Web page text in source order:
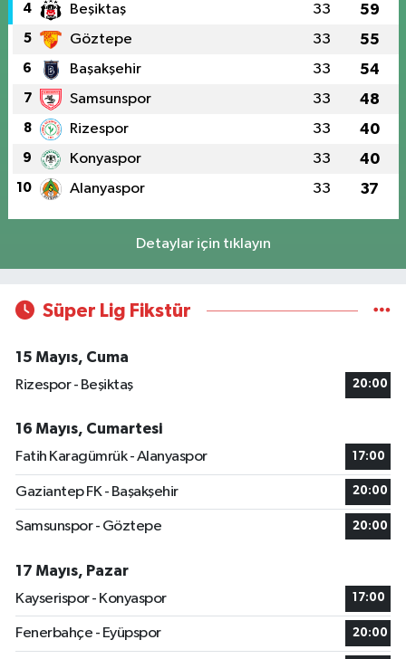
4 Beşiktaş 33 59
5 Göztepe 33 55
6 Başakşehir 33 54
7 Samsunspor 33 48
8 Rizespor 33 40
9 Konyaspor 33 40
10 Alanyaspor 33 37
Detaylar için tıklayın
Süper Lig Fikstür
15 Mayıs, Cuma
Rizespor - Beşiktaş
20:00
16 Mayıs, Cumartesi
Fatih Karagümrük - Alanyaspor
17:00
Gaziantep FK - Başakşehir 20:00
Samsunspor - Göztepe 20:00
17 Mayıs, Pazar
Kayserispor - Konyaspor
17:00
Fenerbahçe - Eyüpspor 20:00